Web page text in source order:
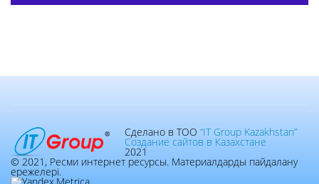
Сделано в ТОО “IT Group Kazakhstan”
Создание сайтов в Казахстане
2021
© 2021, Ресми интернет ресурсы. Материалдарды пайдалану
ережелері.